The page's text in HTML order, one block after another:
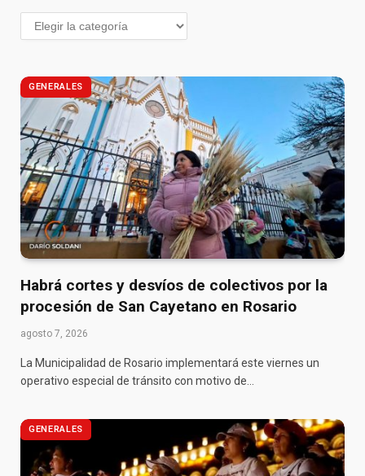
GENERALES
Habrá cortes y desvíos de colectivos por la
procesión de San Cayetano en Rosario
agosto 7, 2026
La Municipalidad de Rosario implementará este viernes un
operativo especial de tránsito con motivo de…
GENERALES